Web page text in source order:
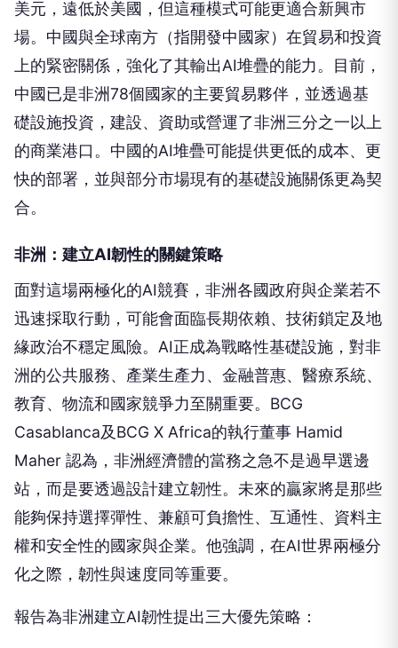
美元，遠低於美國，但這種模式可能更適合新興市
場。中國與全球南方（指開發中國家）在貿易和投資
上的緊密關係，強化了其輸出AI堆疊的能力。目前，
中國已是非洲78個國家的主要貿易夥伴，並透過基
礎設施投資，建設、資助或營運了非洲三分之一以上
的商業港口。中國的AI堆疊可能提供更低的成本、更
快的部署，並與部分市場現有的基礎設施關係更為契
合。
非洲：建立AI韌性的關鍵策略
面對這場兩極化的AI競賽，非洲各國政府與企業若不
迅速採取行動，可能會面臨長期依賴、技術鎖定及地
緣政治不穩定風險。AI正成為戰略性基礎設施，對非
洲的公共服務、產業生產力、金融普惠、醫療系統、
教育、物流和國家競爭力至關重要。BCG
Casablanca及BCG X Africa的執行董事 Hamid
Maher 認為，非洲經濟體的當務之急不是過早選邊
站，而是要透過設計建立韌性。未來的贏家將是那些
能夠保持選擇彈性、兼顧可負擔性、互通性、資料主
權和安全性的國家與企業。他強調，在AI世界兩極分
化之際，韌性與速度同等重要。
報告為非洲建立AI韌性提出三大優先策略：